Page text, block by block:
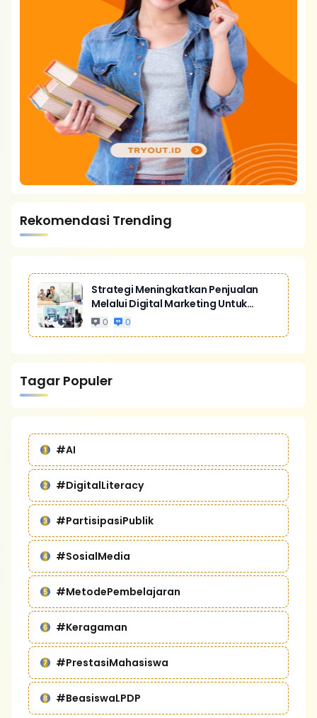
Rekomendasi Trending
Strategi Meningkatkan Penjualan
Melalui Digital Marketing Untuk
Bisnis Yang Lebih Kompetitif
0 0
Tagar Populer
#AI
#DigitalLiteracy
#PartisipasiPublik
#SosialMedia
#MetodePembelajaran
#Keragaman
#PrestasiMahasiswa
#BeasiswaLPDP